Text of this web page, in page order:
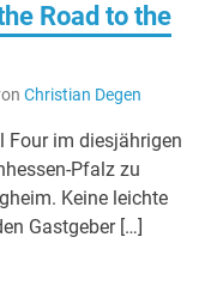
Road to the
Christian Degen
Four im diesjährigen
Pfalz zu
Keine leichte
Gastgeber […]